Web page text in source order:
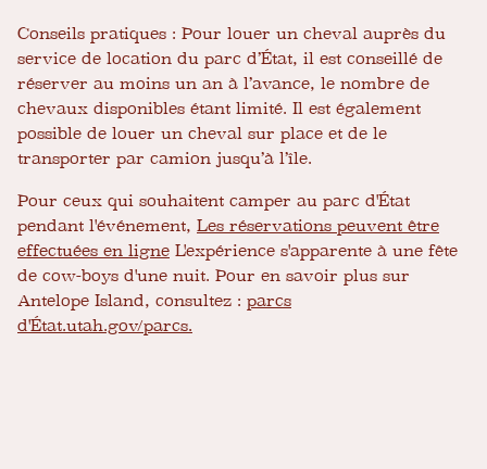
Conseils pratiques : Pour louer un cheval auprès du
service de location du parc d’État, il est conseillé de
réserver au moins un an à l’avance, le nombre de
chevaux disponibles étant limité. Il est également
possible de louer un cheval sur place et de le
transporter par camion jusqu’à l’île.
Pour ceux qui souhaitent camper au parc d'État
pendant l'événement, Les réservations peuvent être
effectuées en ligne L'expérience s'apparente à une fête
de cow-boys d'une nuit. Pour en savoir plus sur
Antelope Island, consultez : parcs
d'État.utah.gov/parcs.